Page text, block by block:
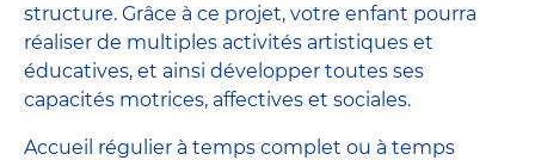
structure. Grâce à ce projet, votre enfant pourra
réaliser de multiples activités artistiques et
éducatives, et ainsi développer toutes ses
capacités motrices, affectives et sociales.
Accueil régulier à temps complet ou à temps